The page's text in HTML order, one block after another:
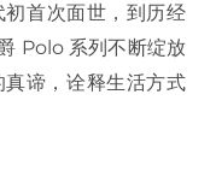
首次面世，到历经
Polo 系列不断绽放
谛，诠释生活方式